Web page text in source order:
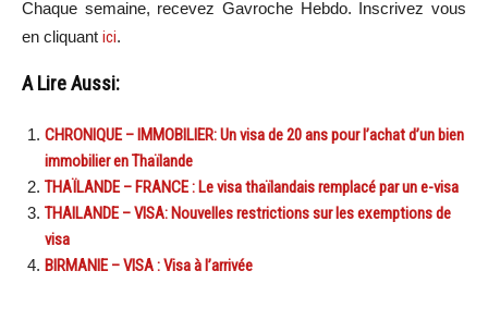
Chaque semaine, recevez Gavroche Hebdo. Inscrivez vous
en cliquant ici.
A Lire Aussi:
CHRONIQUE – IMMOBILIER: Un visa de 20 ans pour l’achat d’un bien
immobilier en Thaïlande
THAÏLANDE – FRANCE : Le visa thaïlandais remplacé par un e-visa
THAILANDE – VISA: Nouvelles restrictions sur les exemptions de
visa
BIRMANIE – VISA : Visa à l’arrivée